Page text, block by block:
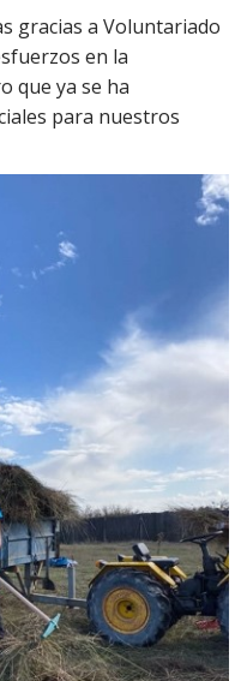
gracias a Voluntariado
en la
que ya se ha
para nuestros